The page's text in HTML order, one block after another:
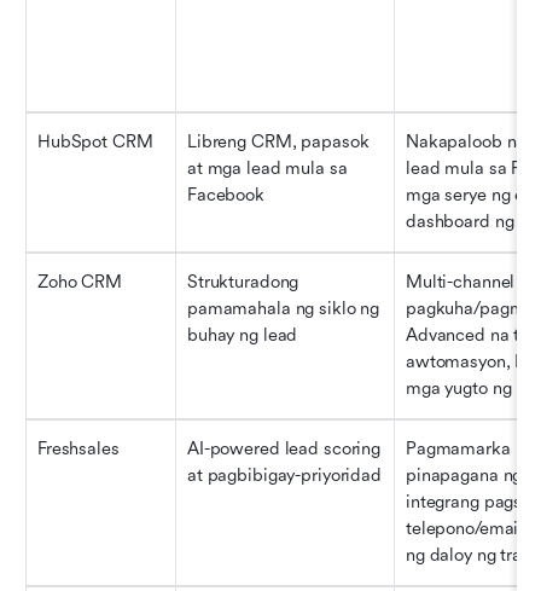
HubSpot CRM
Libreng CRM, papasok
at mga lead mula sa
Facebook
Nakapaloob na
lead mula sa
mga serye ng
dashboard ng
Zoho CRM
Strukturadong
pamamahala ng siklo ng
buhay ng lead
Multi-channel na
pagkuha/
Advanced na
awtomasyon,
mga yugto ng
Freshsales
AI-powered lead scoring
at pagbibigay-priyoridad
Pagmamarka ng
pinapagana ng
integrang
telepono/email,
ng daloy ng